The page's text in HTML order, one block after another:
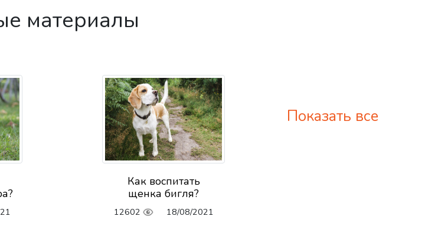
материалы
Как воспитать
щенка бигля?
12602 18/08/2021
Показать все